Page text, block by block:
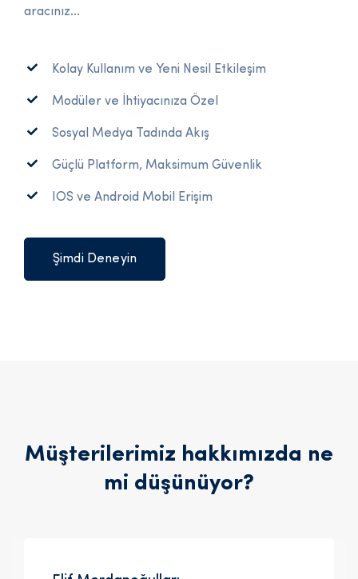
aracınız...
Kolay Kullanım ve Yeni Nesil Etkileşim
Modüler ve İhtiyacınıza Özel
Sosyal Medya Tadında Akış
Güçlü Platform, Maksimum Güvenlik
IOS ve Android Mobil Erişim
Şimdi Deneyin
Müşterilerimiz hakkımızda ne
mi düşünüyor?